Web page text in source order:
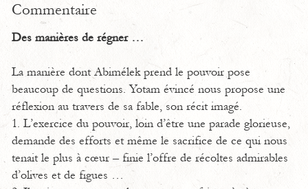
Commentaire
Des manières de régner …
La manière dont Abimélek prend le pouvoir pose
beaucoup de questions. Yotam évincé nous propose une
réflexion au travers de sa fable, son récit imagé.
1. L’exercice du pouvoir, loin d’être une parade glorieuse,
demande des efforts et même le sacrifice de ce qui nous
tenait le plus à cœur – finie l’offre de récoltes admirables
d’olives et de figues …